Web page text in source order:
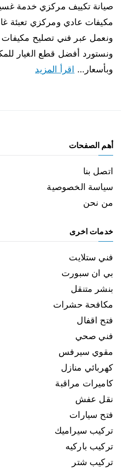
صيانة تكييف مركزي خدمة
مكيفات عادي ومركزي تعبئة
ونعمل عبر فني تصليح
ونستورد أفضل قطع الغيار
وبأسعار… اقرأ المزيد
أهم الصفحات
اتصل بنا
سياسة الخصوصية
من نحن
خدمات اخرى
فني ستلايت
بي ان سبورت
بنشر متنقل
مكافحة حشرات
فتح اقفال
فني صحي
مقوي سيرفس
كهربائي منازل
كاميرات مراقبة
نقل عفش
فتح سيارات
تركيب سيراميك
تركيب باركيه
تركيب شتر